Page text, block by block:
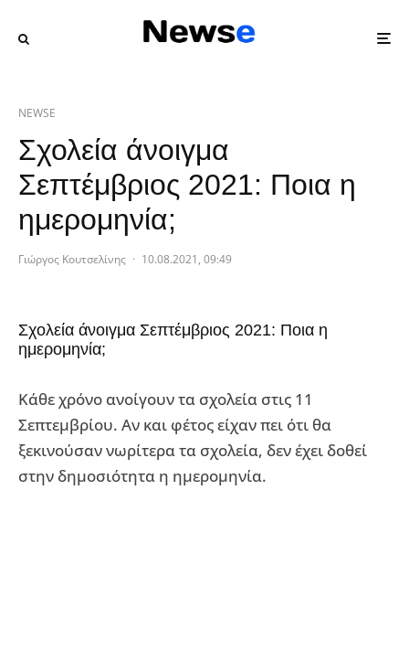
NEWSE
Σχολεία άνοιγμα
Σεπτέμβριος 2021: Ποια η
ημερομηνία;
Γιώργος Κουτσελίνης · 10.08.2021, 09:49
Σχολεία άνοιγμα Σεπτέμβριος 2021: Ποια η
ημερομηνία;
Κάθε χρόνο ανοίγουν τα σχολεία στις 11
Σεπτεμβρίου. Αν και φέτος είχαν πει ότι θα
ξεκινούσαν νωρίτερα τα σχολεία, δεν έχει δοθεί
στην δημοσιότητα η ημερομηνία.